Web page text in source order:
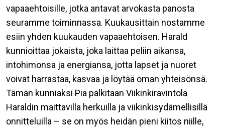
vapaaehtoisille, jotka antavat arvokasta panosta
seuramme toiminnassa. Kuukausittain nostamme
esiin yhden kuukauden vapaaehtoisen. Harald
kunnioittaa jokaista, joka laittaa peliin aikansa,
intohimonsa ja energiansa, jotta lapset ja nuoret
voivat harrastaa, kasvaa ja löytää oman yhteisönsä.
Tämän kunniaksi Pia palkitaan Viikinkiravintola
Haraldin maittavilla herkuilla ja viikinkisydämellisillä
onnitteluilla – se on myös heidän pieni kiitos niille,